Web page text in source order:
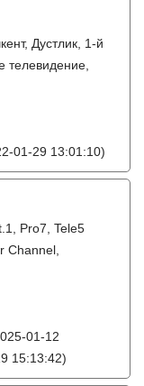
Дустлик, 1-й
телевидение,
01-29 13:01:10)
Pro7, Tele5
Channel,
01-12
15:13:42)